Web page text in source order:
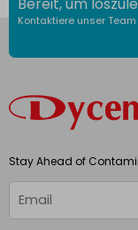
Bereit, um
Kontaktiere unser
Stay Ahead of